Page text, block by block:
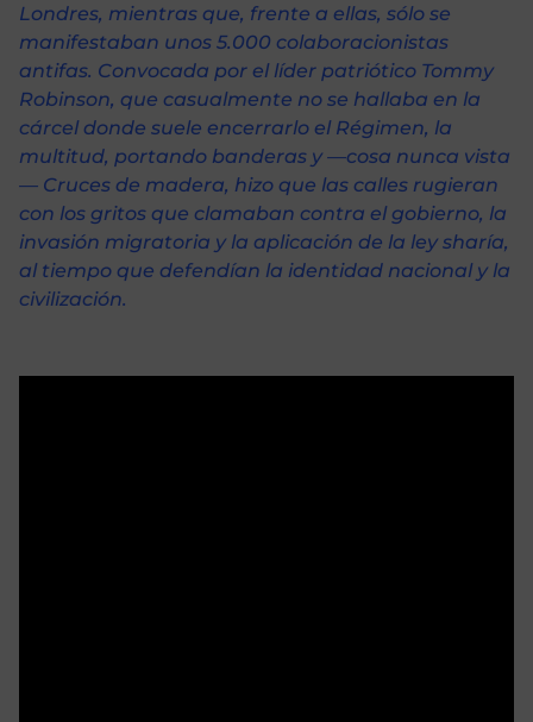
Londres, mientras que, frente a ellas, sólo se
manifestaban unos 5.000 colaboracionistas
antifas. Convocada por el líder patriótico Tommy
Robinson, que casualmente no se hallaba en la
cárcel donde suele encerrarlo el Régimen, la
multitud, portando banderas y —cosa nunca vista
— Cruces de madera, hizo que las calles rugieran
con los gritos que clamaban contra el gobierno, la
invasión migratoria y la aplicación de la ley sharía,
al tiempo que defendían la identidad nacional y la
civilización.